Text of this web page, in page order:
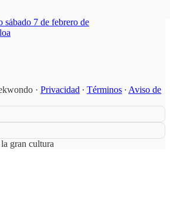
del Pacífico se llevó a
sábado 7 de febrero de
· Privacidad ∙ Términos ∙ Aviso de
gran cultura